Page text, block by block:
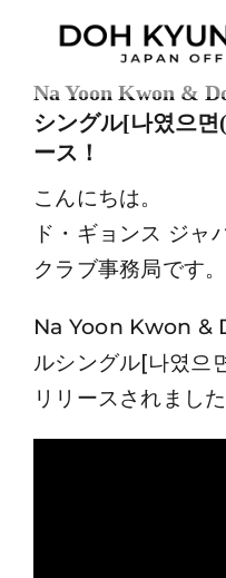
content
HOME
NEWS
PROFILE
MEMBER ONLY
Na Yoon Kwon &
シングル[나였으
ース！
こんにちは。
ド・ギョンス ジャ
クラブ事務局です。
Na Yoon Kwon &
ルシングル[나였
リリースされました